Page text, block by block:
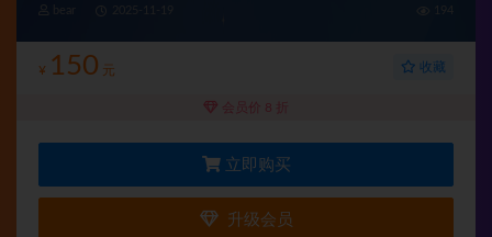
¥ 150 元 收藏
会员价 8 折
立即购买
升级会员